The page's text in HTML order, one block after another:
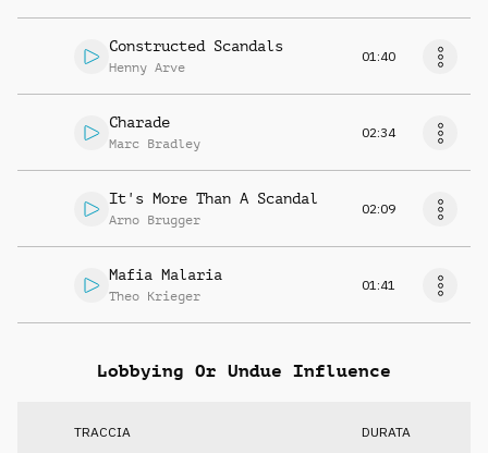
Constructed Scandals
Henny Arve
01:40
Charade
Marc Bradley
02:34
It's More Than A Scandal
Arno Brugger
02:09
Mafia Malaria
Theo Krieger
01:41
Lobbying Or Undue Influence
TRACCIA DURATA